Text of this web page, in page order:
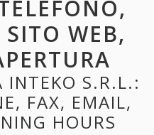
WEB,
INTEKO S.R.L.:
FAX, EMAIL,
HOURS